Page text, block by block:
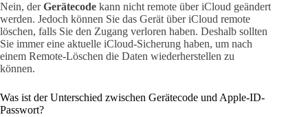
Nein, derGerätecode kann nicht remote über iCloud geändert
werden. Jedoch können Sie das Gerät über iCloud remote
löschen, falls Sie den Zugang verloren haben. Deshalb sollten
Sie immer eine aktuelle iCloud-Sicherung haben, um nach
einem Remote-Löschen die Daten wiederherstellen zu
können.
Was ist der Unterschied zwischen Gerätecode und Apple-ID-
Passwort?